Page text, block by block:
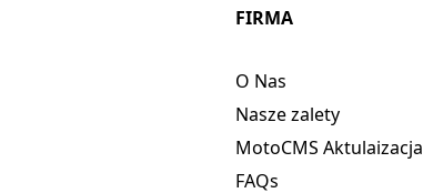
FIRMA
O Nas
Nasze zalety
MotoCMS Aktulaizacja
FAQs